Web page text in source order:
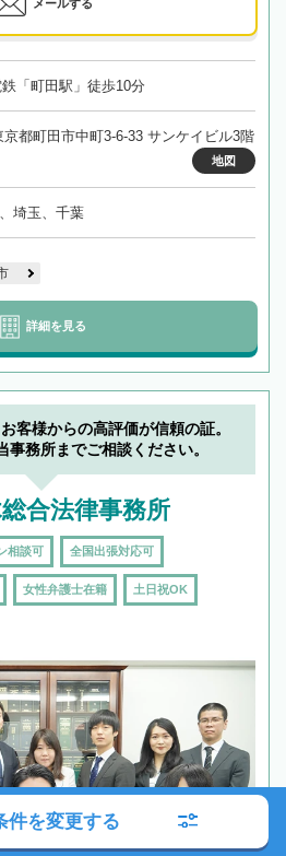
メールする
「町田駅」徒歩10分
京都町田市中町3-6-33 サンケイビル3階
地図
埼玉、千葉
詳細を見る
客様からの高評価が信頼の証。
務所までご相談ください。
合法律事務所
相談可 全国出張対応可
女性弁護士在籍 土日祝OK
件を変更する